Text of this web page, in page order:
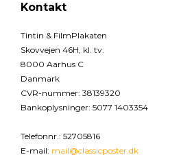
Kontakt
Tintin & FilmPlakaten
Skovvejen 46H, kl. tv.
8000 Aarhus C
Danmark
CVR-nummer: 38139320
Bankoplysninger: 5077 1403354
Telefonnr.: 52705816
E-mail: mail@classicposter.dk